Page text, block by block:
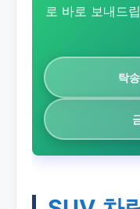
로 바로 보내드
탁